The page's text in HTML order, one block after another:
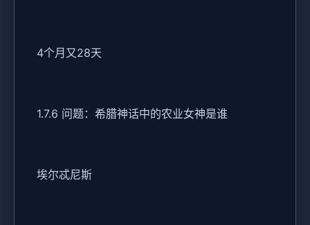
4个月又28天
1.7.6 问题：希腊神话中的农业女神是谁
埃尔忒尼斯